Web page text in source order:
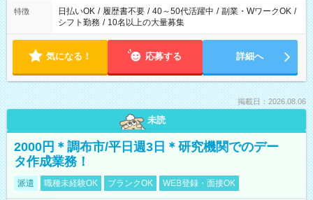
特徴 日払いOK / 履歴書不要 / 40～50代活躍中 / 副業・WワークOK /
シフト勤務 / 10名以上の大量募集
気になる！ 応募する 詳細へ
掲載日：2026.08.06
未読
2000円＊調布市/平日週3日＊研究機関でのデー
タ作成業務！
派遣 職種未経験OK ブランクOK WEB登録・面接OK